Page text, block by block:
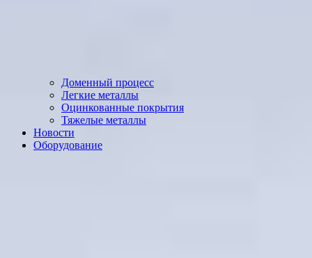
Доменный процесс
Легкие металлы
Оцинкованные покрытия
Тяжелые металлы
Новости
Оборудование